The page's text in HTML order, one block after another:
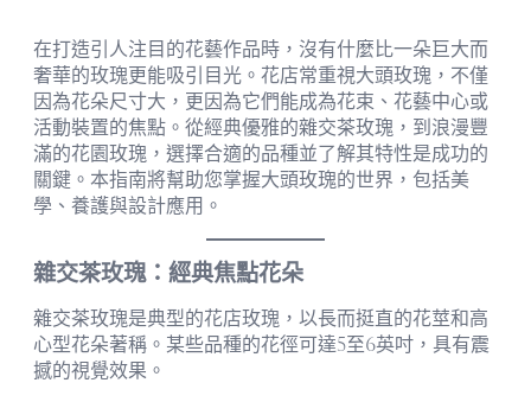
在打造引人注目的花藝作品時，沒有什麼比一朵巨大而
奢華的玫瑰更能吸引目光。花店常重視大頭玫瑰，不僅
因為花朵尺寸大，更因為它們能成為花束、花藝中心或
活動裝置的焦點。從經典優雅的雜交茶玫瑰，到浪漫豐
滿的花園玫瑰，選擇合適的品種並了解其特性是成功的
關鍵。本指南將幫助您掌握大頭玫瑰的世界，包括美
學、養護與設計應用。
雜交茶玫瑰：經典焦點花朵
雜交茶玫瑰是典型的花店玫瑰，以長而挺直的花莖和高
心型花朵著稱。某些品種的花徑可達5至6英吋，具有震
撼的視覺效果。